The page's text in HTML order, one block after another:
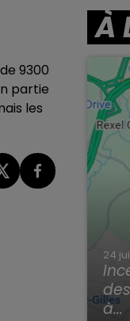
9300
partie
les
À
24
à...